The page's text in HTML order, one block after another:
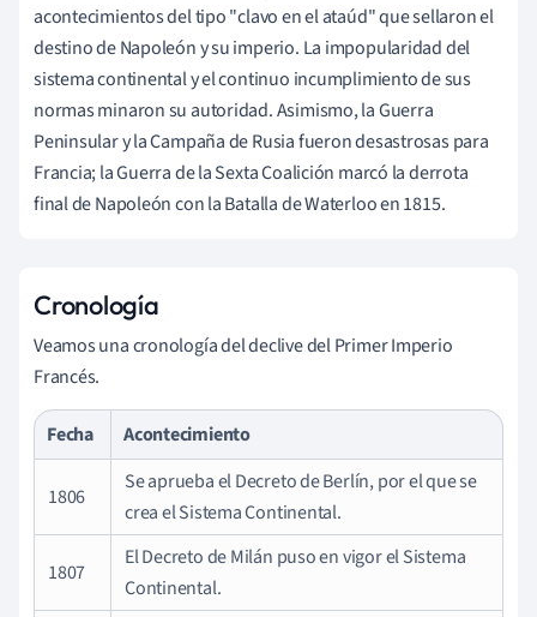
acontecimientos del tipo "clavo en el ataúd" que sellaron el
destino de Napoleón y su imperio. La impopularidad del
sistema continental y el continuo incumplimiento de sus
normas minaron su autoridad. Asimismo, la Guerra
Peninsular y la Campaña de Rusia fueron desastrosas para
Francia; la Guerra de la Sexta Coalición marcó la derrota
final de Napoleón con la Batalla de Waterloo en 1815.
Cronología
Veamos una cronología del declive del Primer Imperio
Francés.
Fecha Acontecimiento
1806
Se aprueba el Decreto de Berlín, por el que se
crea el Sistema Continental.
1807
El Decreto de Milán puso en vigor el Sistema
Continental.